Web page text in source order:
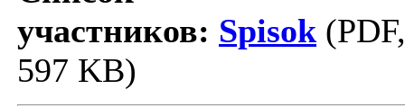
участников: Spisok (PDF,
597 KB)